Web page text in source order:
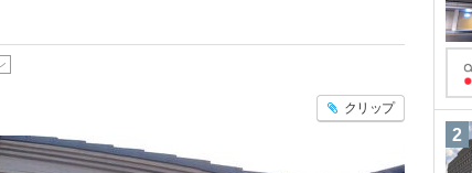
クリップ
2